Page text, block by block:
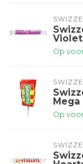
Op
Mega
Op